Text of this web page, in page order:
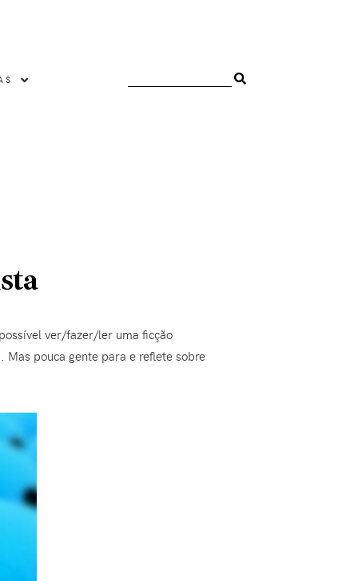
ver/fazer/ler uma ficção
Mas pouca gente para e reflete sobre